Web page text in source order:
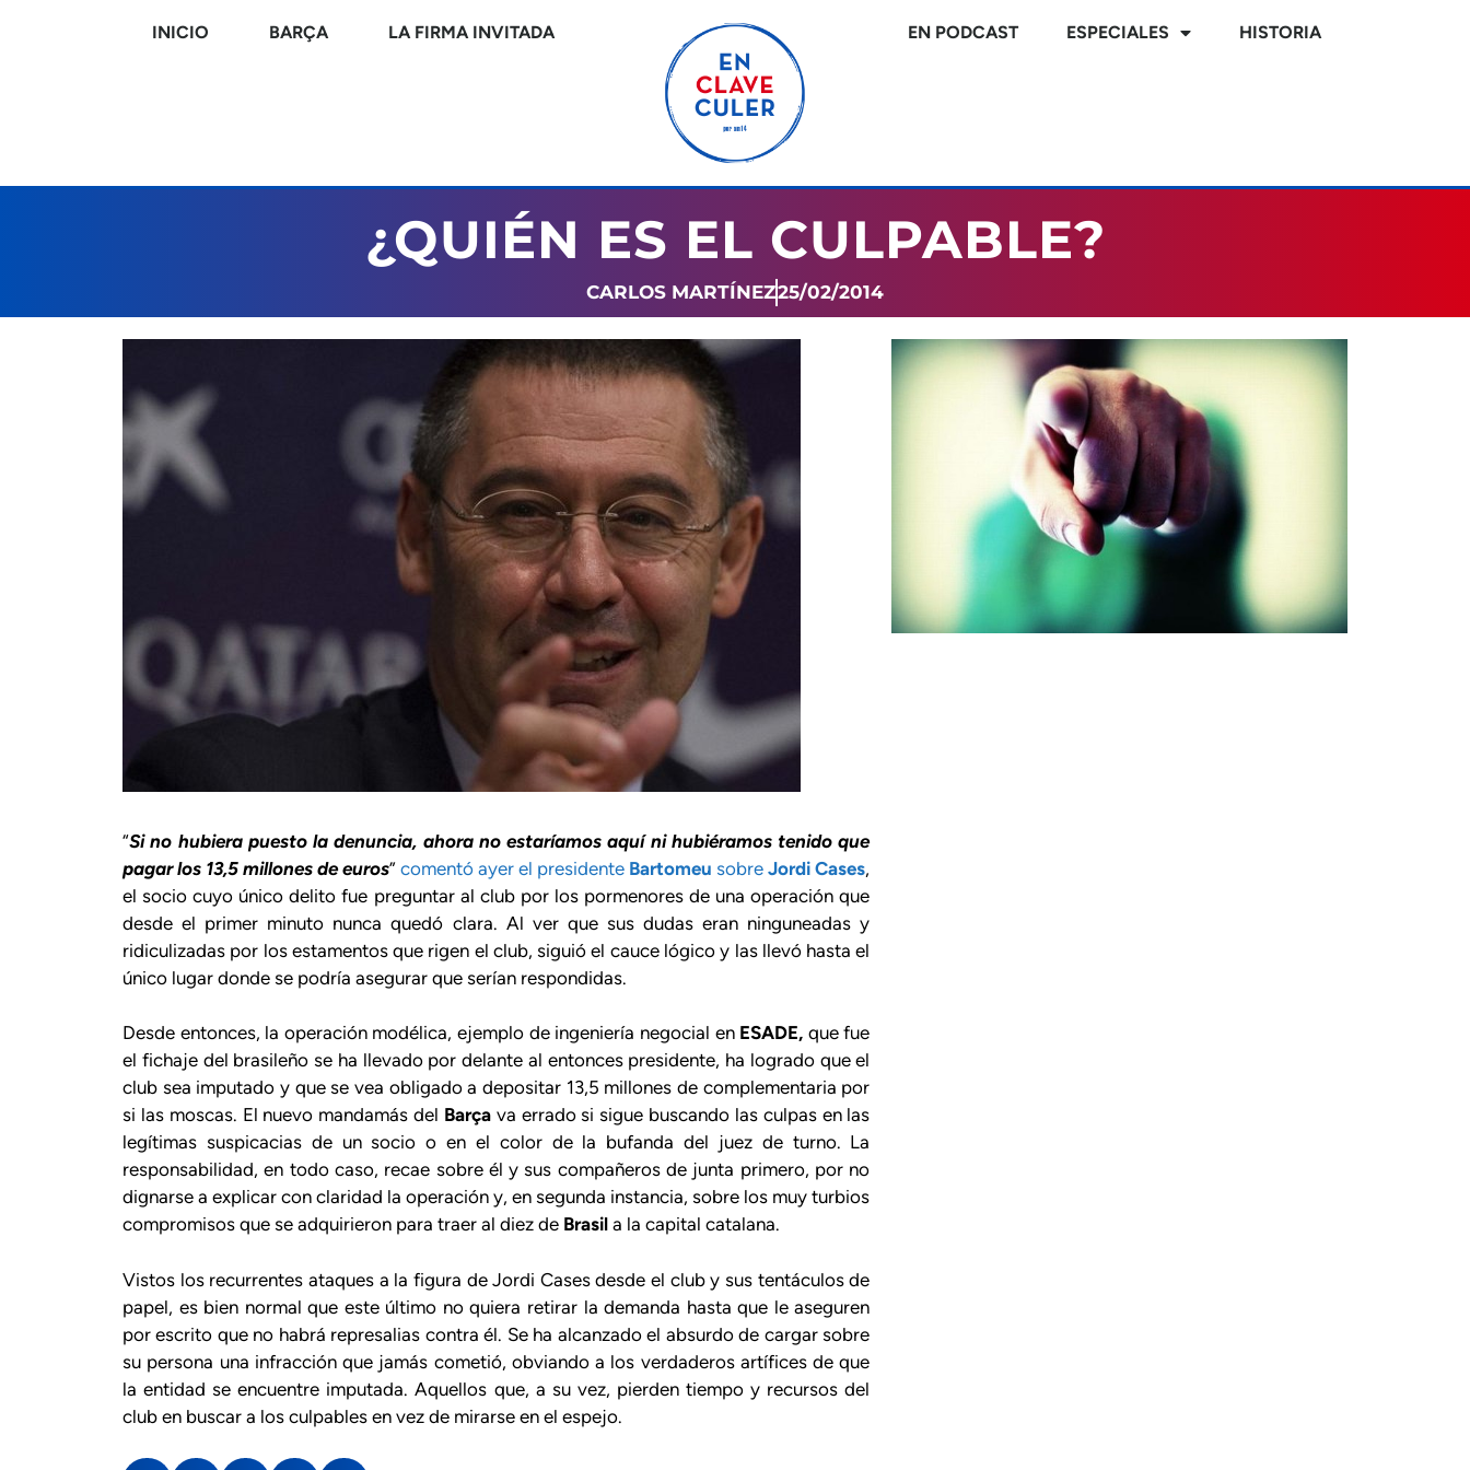
INICIO BARÇA LA FIRMA INVITADA EN PODCAST ESPECIALES HISTORIA
¿QUIÉN ES EL CULPABLE?
CARLOS MARTÍNEZ25/02/2014
“Si no hubiera puesto la denuncia, ahora no estaríamos aquí ni hubiéramos tenido que
pagar los 13,5 millones de euros”comentó ayer el presidente Bartomeu sobreJordi Cases,
el socio cuyo único delito fue preguntar al club por los pormenores de una operación que
desde el primer minuto nunca quedó clara. Al ver que sus dudas eran ninguneadas y
ridiculizadas por los estamentos que rigen el club, siguió el cauce lógico y las llevó hasta el
único lugar donde se podría asegurar que serían respondidas.
Desde entonces, la operación modélica, ejemplo de ingeniería negocial en ESADE, que fue
el fichaje del brasileño se ha llevado por delante al entonces presidente, ha logrado que el
club sea imputado y que se vea obligado a depositar 13,5 millones de complementaria por
si las moscas. El nuevo mandamás del Barçava errado si sigue buscando las culpas en las
legítimas suspicacias de un socio o en el color de la bufanda del juez de turno. La
responsabilidad, en todo caso, recae sobre él y sus compañeros de junta primero, por no
dignarse a explicar con claridad la operación y, en segunda instancia, sobre los muy turbios
compromisos que se adquirieron para traer al diez de Brasil a la capital catalana.
Vistos los recurrentes ataques a la figura de Jordi Cases desde el club y sus tentáculos de
papel, es bien normal que este último no quiera retirar la demanda hasta que le aseguren
por escrito que no habrá represalias contra él. Se ha alcanzado el absurdo de cargar sobre
su persona una infracción que jamás cometió, obviando a los verdaderos artífices de que
la entidad se encuentre imputada. Aquellos que, a su vez, pierden tiempo y recursos del
club en buscar a los culpables en vez de mirarse en el espejo.